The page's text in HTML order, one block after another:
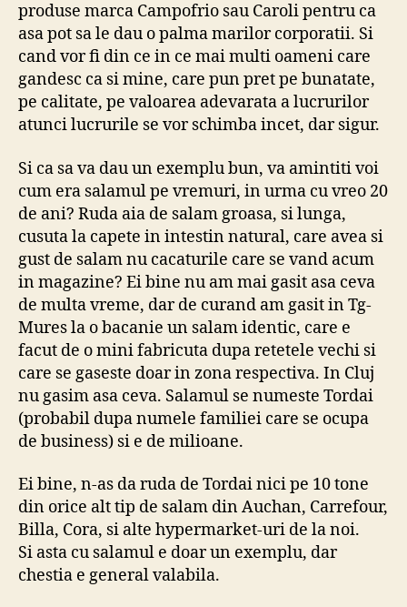
produse marca Campofrio sau Caroli pentru ca
asa pot sa le dau o palma marilor corporatii. Si
cand vor fi din ce in ce mai multi oameni care
gandesc ca si mine, care pun pret pe bunatate,
pe calitate, pe valoarea adevarata a lucrurilor
atunci lucrurile se vor schimba incet, dar sigur.
Si ca sa va dau un exemplu bun, va amintiti voi
cum era salamul pe vremuri, in urma cu vreo 20
de ani? Ruda aia de salam groasa, si lunga,
cusuta la capete in intestin natural, care avea si
gust de salam nu cacaturile care se vand acum
in magazine? Ei bine nu am mai gasit asa ceva
de multa vreme, dar de curand am gasit in Tg-
Mures la o bacanie un salam identic, care e
facut de o mini fabricuta dupa retetele vechi si
care se gaseste doar in zona respectiva. In Cluj
nu gasim asa ceva. Salamul se numeste Tordai
(probabil dupa numele familiei care se ocupa
de business) si e de milioane.
Ei bine, n-as da ruda de Tordai nici pe 10 tone
din orice alt tip de salam din Auchan, Carrefour,
Billa, Cora, si alte hypermarket-uri de la noi.
Si asta cu salamul e doar un exemplu, dar
chestia e general valabila.